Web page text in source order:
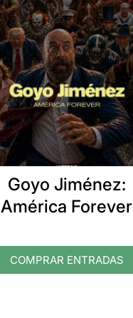
Goyo Jiménez:
América Forever
COMPRAR ENTRADAS